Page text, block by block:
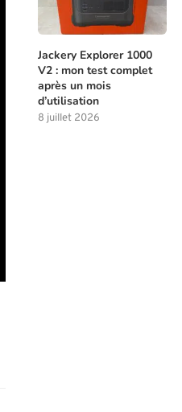
Jackery Explorer 1000
V2 : mon test complet
après un mois
d’utilisation
8 juillet 2026